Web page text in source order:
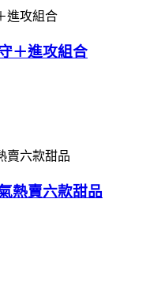
＋進攻組合
熱賣六款甜品